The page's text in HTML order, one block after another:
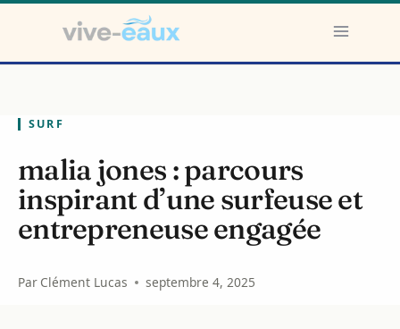
contenu
SURF
malia jones : parcours
inspirant d’une surfeuse et
entrepreneuse engagée
Par Clément Lucas septembre 4, 2025